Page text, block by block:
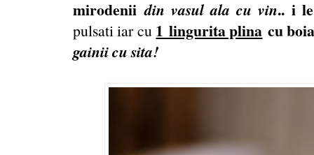
mirodeniidin vasul ala cu vin.. i
pulsati iar cu 1 lingurita plina cu
gainii cu sita!